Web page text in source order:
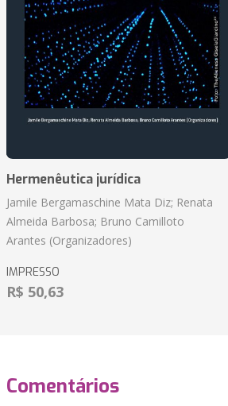
Hermenêutica jurídica
Jamile Bergamaschine Mata Diz; Renata
Almeida Barbosa; Bruno Camilloto
Arantes (Organizadores)
IMPRESSO
R$ 50,63
Comentários